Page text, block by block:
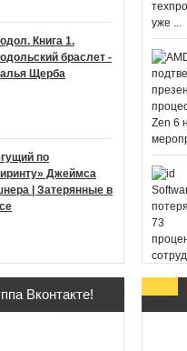
Книга 1.
браслет -
Щерба
по
Джеймса
| Затерянные в
Поттер и Дары
Вконтакте!